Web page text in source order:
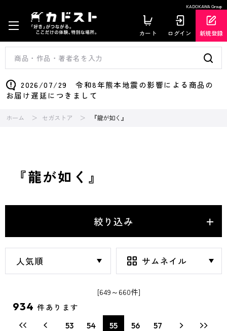
KADOKAWA Group
カート ログイン 新規登録
2026/07/29 令和8年熊本地震の影響による商品の
お届け遅延につきまして
ホーム セガストア 『龍が如く』
『龍が如く』
絞り込み
[649～660件]
934 件あります
53 54 55 56 57